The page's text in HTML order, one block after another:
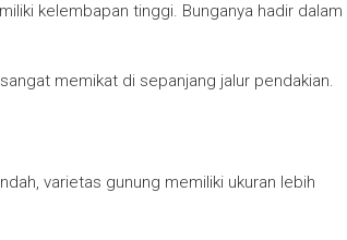
kelembapan tinggi. Bunganya hadir dalam
memikat di sepanjang jalur pendakian.
varietas gunung memiliki ukuran lebih